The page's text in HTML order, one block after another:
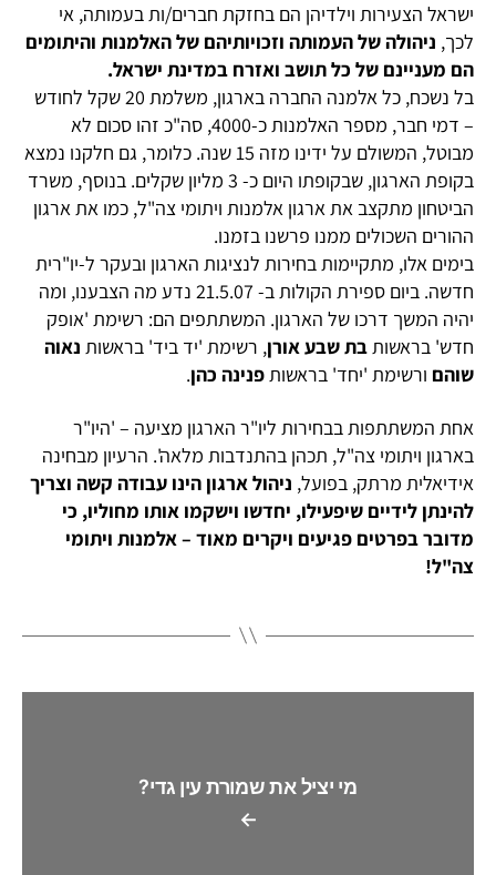
ישראל הצעירות וילדיהן הם בחזקת חברים/ות בעמותה, אי
לכך, ניהולה של העמותה וזכויותיהם של האלמנות והיתומים
הם מעניינם של כל תושב ואזרח במדינת ישראל.
בל נשכח, כל אלמנה החברה בארגון, משלמת 20 שקל לחודש
– דמי חבר, מספר האלמנות כ-4000, סה"כ זהו סכום לא
מבוטל, המשולם על ידינו מזה 15 שנה. כלומר, גם חלקנו נמצא
בקופת הארגון, שבקופתו היום כ- 3 מליון שקלים. בנוסף, משרד
הביטחון מתקצב את ארגון אלמנות ויתומי צה"ל, כמו את ארגון
ההורים השכולים ממנו פרשנו בזמנו.
בימים אלו, מתקיימות בחירות לנציגות הארגון ובעקר ל-יו"רית
חדשה. ביום ספירת הקולות ב- 21.5.07 נדע מה הצבענו, ומה
יהיה המשך דרכו של הארגון. המשתתפים הם: רשימת 'אופק
חדש' בראשותבת שבע אורן, רשימת 'יד ביד' בראשות נאוה
שוהם ורשימת 'יחד' בראשותפנינה כהן.
אחת המשתתפות בבחירות ליו"ר הארגון מציעה – 'היו"ר
בארגון ויתומי צה"ל, תכהן בהתנדבות מלאה'. הרעיון מבחינה
אידיאלית מרתק, בפועל, ניהול ארגון הינו עבודה קשה וצריך
להינתן לידיים שיפעילו, יחדשו וישקמו אותו מחוליו, כי
מדובר בפרטים פגיעים ויקרים מאוד – אלמנות ויתומי
צה"ל!
←
מי יציל את שמורת עין גדי?